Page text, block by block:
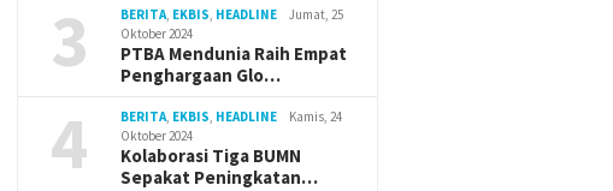
3 BERITA, EKBIS, HEADLINE
Jumat, 25
Oktober 2024
PTBA Mendunia Raih Empat
Penghargaan Glo…
4 BERITA, EKBIS, HEADLINE
Kamis, 24
Oktober 2024
Kolaborasi Tiga BUMN
Sepakat Peningkatan…